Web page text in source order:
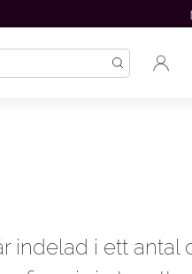
indelad i ett antal